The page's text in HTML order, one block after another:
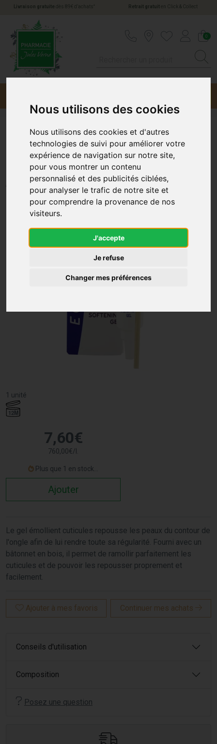
Nous utilisons des cookies
Nous utilisons des cookies et d'autres
technologies de suivi pour améliorer votre
expérience de navigation sur notre site,
pour vous montrer un contenu
personnalisé et des publicités ciblées,
pour analyser le trafic de notre site et
pour comprendre la provenance de nos
visiteurs.
J'accepte
Je refuse
Changer mes préférences
Livraison gratuite dès 89€ d’achats * Retrait gratuiten Click & Collect
0
Ecrinal Gel Emol Cuticules
10Ml
ASEPTA
1 unité
12M
7,60€
760,00€/l.
Plus que 1 en stock...
Ajouter
Le gel émollient cuticules repousse les peaux du contour de
l'ongle afin de lui rendre toute sa régularité. Fourni avec un
bâtonnet en bois, il permet de ramollir parfaitement les
cuticules et de pouvoir les repousser proprement et
facilement.
Ajouter à mes favoris Continuer mes achats
Conseils d'utilisation
Composition
Posez une question